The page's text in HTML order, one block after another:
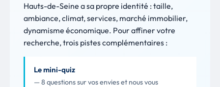
Hauts-de-Seine a sa propre identité : taille,
ambiance, climat, services, marché immobilier,
dynamisme économique. Pour affiner votre
recherche, trois pistes complémentaires :
Le mini-quiz
— 8 questions sur vos envies et nous vous